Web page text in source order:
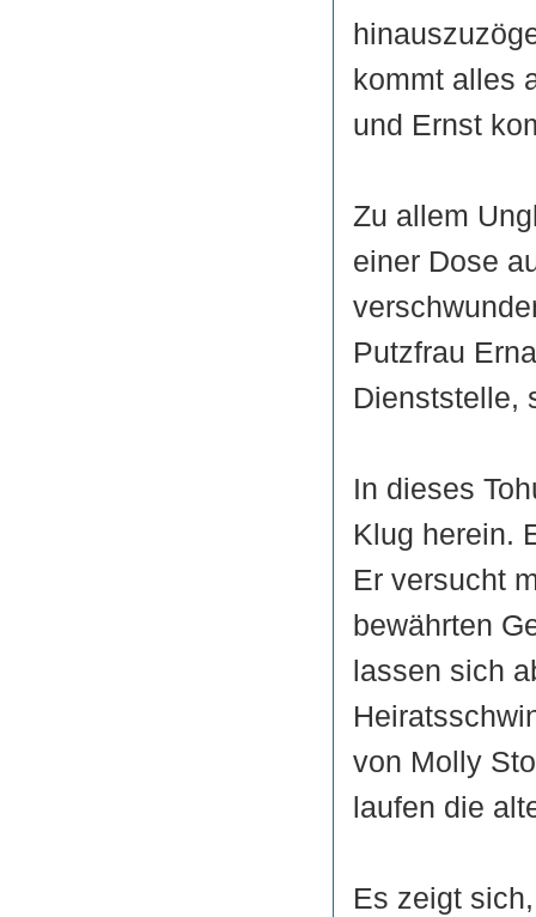
kommt alles
und Ernst
Zu allem
einer Dose
Putzfrau
Dienststelle,
In dieses
Klug herein.
Er versucht
bewährten
lassen sich
von Molly
laufen die
Es zeigt